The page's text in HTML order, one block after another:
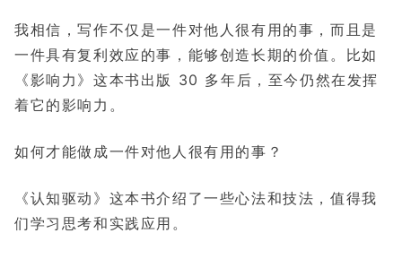
我相信，写作不仅是一件对他人很有用的事，而且是
一件具有复利效应的事，能够创造长期的价值。比如
《影响力》这本书出版 30 多年后，至今仍然在发挥
着它的影响力。
如何才能做成一件对他人很有用的事？
《认知驱动》这本书介绍了一些心法和技法，值得我
们学习思考和实践应用。